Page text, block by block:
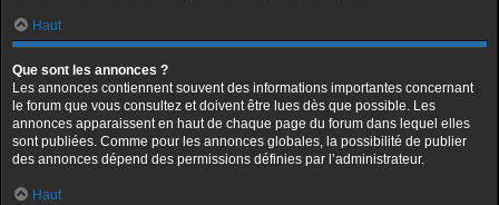
Haut
Que sont les annonces ?
Les annonces contiennent souvent des informations importantes concernant
le forum que vous consultez et doivent être lues dès que possible. Les
annonces apparaissent en haut de chaque page du forum dans lequel elles
sont publiées. Comme pour les annonces globales, la possibilité de publier
des annonces dépend des permissions définies par l’administrateur.
Haut